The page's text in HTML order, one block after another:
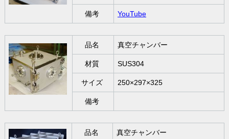
備考 YouTube
品名 真空チャンバー
材質 SUS304
サイズ 250×297×325
備考
品名 真空チャンバー